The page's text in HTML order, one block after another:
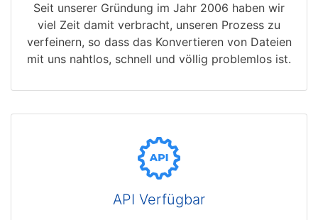
Seit unserer Gründung im Jahr 2006 haben wir
viel Zeit damit verbracht, unseren Prozess zu
verfeinern, so dass das Konvertieren von Dateien
mit uns nahtlos, schnell und völlig problemlos ist.
API Verfügbar